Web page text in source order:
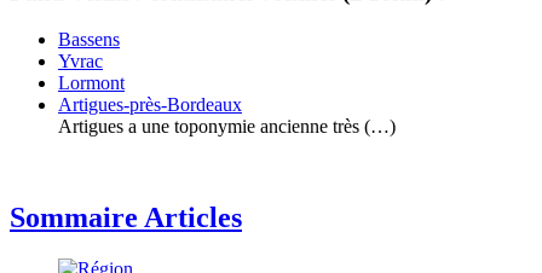
Bassens
Yvrac
Lormont
Artigues-près-Bordeaux
Artigues a une toponymie ancienne très (…)
Sommaire Articles